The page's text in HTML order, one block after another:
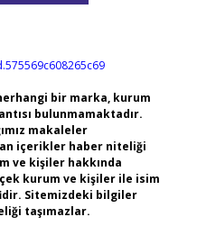
bir marka, kurum
bulunmamaktadır.
makaleler
içerikler haber niteliği
ve kişiler hakkında
kurum ve kişiler ile isim
Sitemizdeki bilgiler
taşımazlar.